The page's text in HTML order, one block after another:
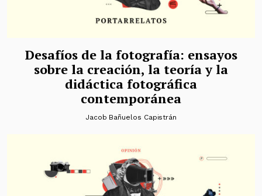
Desafíos de la fotografía: ensayos
sobre la creación, la teoría y la
didáctica fotográfica
contemporánea
Jacob Bañuelos Capistrán